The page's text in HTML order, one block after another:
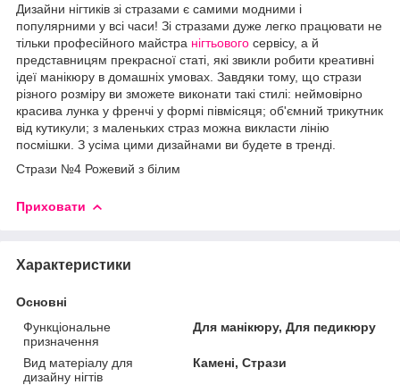
Дизайни нігтиків зі стразами є самими модними і
популярними у всі часи! Зі стразами дуже легко працювати не
тільки професійного майстра нігтьового сервісу, а й
представницям прекрасної статі, які звикли робити креативні
ідеї манікюру в домашніх умовах. Завдяки тому, що стрази
різного розміру ви зможете виконати такі стилі: неймовірно
красива лунка у френчі у формі півмісяця; об'ємний трикутник
від кутикули; з маленьких страз можна викласти лінію
посмішки. З усіма цими дизайнами ви будете в тренді.
Стрази №4 Рожевий з білим
Приховати
Характеристики
Основні
Функціональне
призначення
Для манікюру, Для педикюру
Вид матеріалу для
дизайну нігтів
Камені, Стрази